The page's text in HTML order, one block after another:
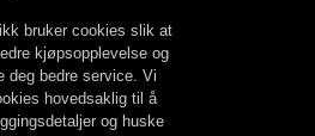
bruker cookies slik at
kjøpsopplevelse og
deg bedre service. Vi
hovedsaklig til å
og huske